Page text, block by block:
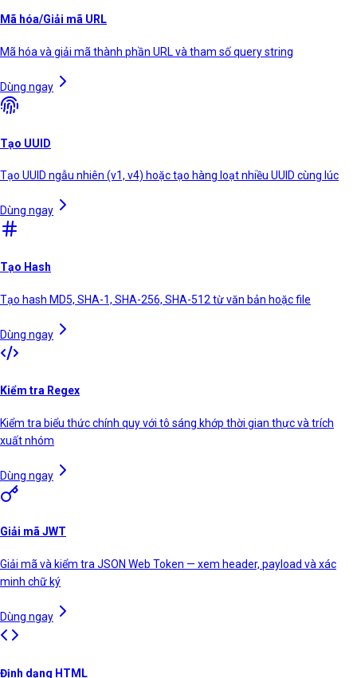
Mã hóa/Giải mã URL
Mã hóa và giải mã thành phần URL và tham số query string
Dùng ngay
Tạo UUID
Tạo UUID ngẫu nhiên (v1, v4) hoặc tạo hàng loạt nhiều UUID cùng lúc
Dùng ngay
Tạo Hash
Tạo hash MD5, SHA-1, SHA-256, SHA-512 từ văn bản hoặc file
Dùng ngay
Kiểm tra Regex
Kiểm tra biểu thức chính quy với tô sáng khớp thời gian thực và trích
xuất nhóm
Dùng ngay
Giải mã JWT
Giải mã và kiểm tra JSON Web Token — xem header, payload và xác
minh chữ ký
Dùng ngay
Định dạng HTML